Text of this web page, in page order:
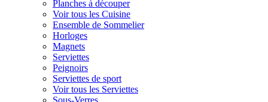
Planches à découper
Voir tous les Cuisine
Ensemble de Sommelier
Horloges
Magnets
Serviettes
Peignoirs
Serviettes de sport
Voir tous les Serviettes
Sous-Verres